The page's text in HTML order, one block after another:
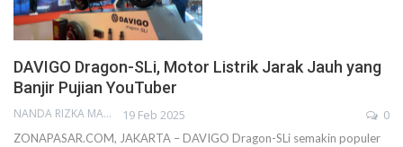
DAVIGO Dragon-SLi, Motor Listrik Jarak Jauh yang
Banjir Pujian YouTuber
NANDA RIZKA MAHENDRA 19 Feb 2025 0
ZONAPASAR.COM, JAKARTA – DAVIGO Dragon-SLi semakin populer